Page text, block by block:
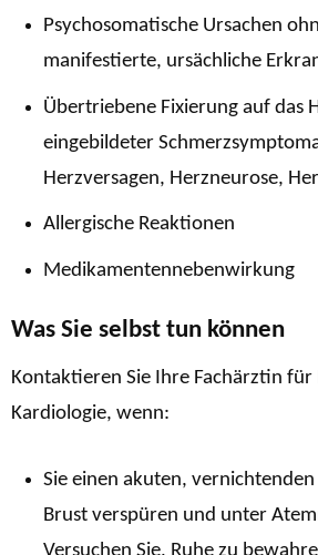
Psychosomatische Ursachen
manifestierte, ursächliche
Übertriebene Fixierung auf das
eingebildeter
Herzversagen, Herzneurose,
Allergische Reaktionen
Medikamentennebenwirkung
Was Sie selbst tun können
Kontaktieren Sie Ihre Fachärztin
Kardiologie, wenn:
Sie einen akuten,
Brust verspüren und unter